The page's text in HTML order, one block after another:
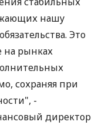
нашу
Это
на рынках
сохраняя при
-
директор